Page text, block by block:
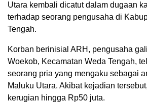
Utara kembali dicatut dalam dugaan
terhadap seorang pengusaha di
Tengah.
Korban berinisial ARH, pengusaha
Woekob, Kecamatan Weda Tengah,
seorang pria yang mengaku sebagai
Maluku Utara. Akibat kejadian
kerugian hingga Rp50 juta.